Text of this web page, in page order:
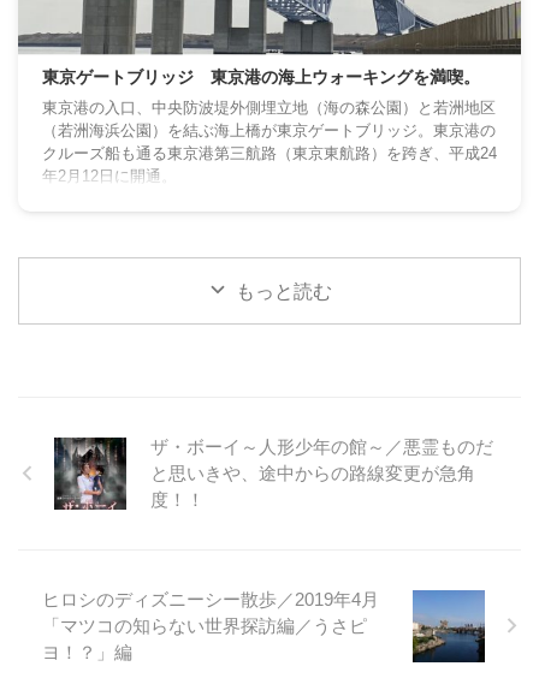
東京ゲートブリッジ 東京港の海上ウォーキングを満喫。
東京港の入口、中央防波堤外側埋立地（海の森公園）と若洲地区
（若洲海浜公園）を結ぶ海上橋が東京ゲートブリッジ。東京港の
クルーズ船も通る東京港第三航路（東京東航路）を跨ぎ、平成24
年2月12日に開通。
もっと読む
ザ・ボーイ～人形少年の館～／悪霊ものだ
と思いきや、途中からの路線変更が急角
度！！
ヒロシのディズニーシー散歩／2019年4月
「マツコの知らない世界探訪編／うさピ
ヨ！？」編